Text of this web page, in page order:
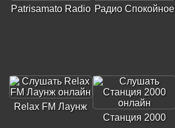
Patrisamato Radio Радио Спокойное
Relax FM Лаунж
Станция 2000